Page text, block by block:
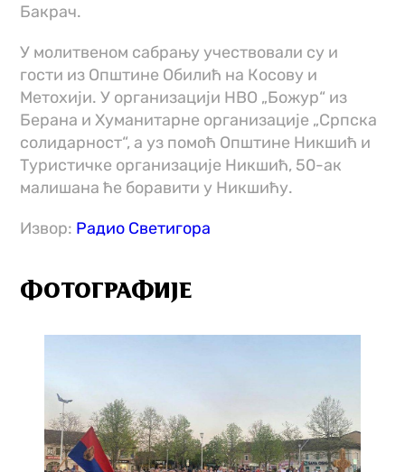
Бакрач.
У молитвеном сабрању учествовали су и
гости из Општине Обилић на Косову и
Метохији. У организацији НВО „Божур“ из
Берана и Хуманитарне организације „Српска
солидарност“, а уз помоћ Општине Никшић и
Туристичке организације Никшић, 50-ак
малишана ће боравити у Никшићу.
Извор: Радио Светигора
ФОТОГРАФИЈЕ